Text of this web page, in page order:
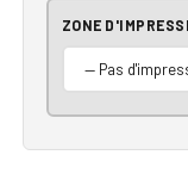
ZONE